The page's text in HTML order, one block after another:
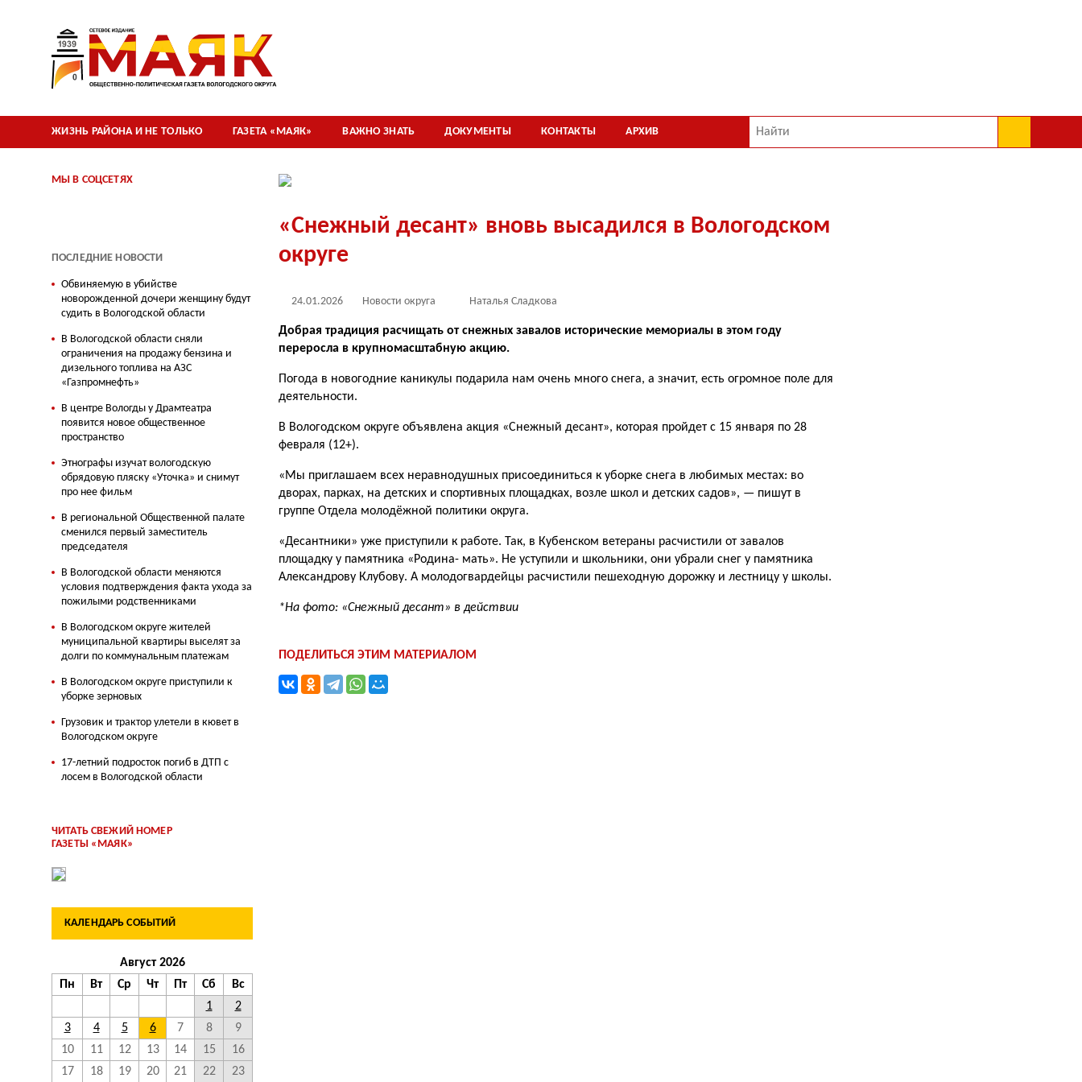
ЖИЗНЬ РАЙОНА И НЕ ТОЛЬКО ГАЗЕТА «МАЯК» ВАЖНО ЗНАТЬ ДОКУМЕНТЫ КОНТАКТЫ АРХИВ
«Снежный десант» вновь высадился в Вологодском
округе
24.01.2026 Новости округа Наталья Сладкова
Добрая традиция расчищать от снежных завалов историче­ские мемориалы в этом году
переросла в крупномасштаб­ную акцию.
Погода в новогодние каникулы подарила нам очень много сне­га, а значит, есть огромное поле для
деятельности.
В Вологодском округе объяв­лена акция «Снежный десант», которая пройдет с 15 января по 28
февраля (12+).
«Мы приглашаем всех не­равнодушных присоединиться к уборке снега в любимых местах: во
дворах, парках, на детских и спортивных площадках, возле школ и детских садов», — пишут в
группе Отдела молодёжной по­литики округа.
«Десантники» уже приступили к работе. Так, в Кубенском ве­тераны расчистили от завалов
площадку у памятника «Родина- мать». Не уступили и школьники, они убрали снег у памятника
Александрову Клубову. А мо­лодогвардейцы расчистили пе­шеходную дорожку и лестницу у школы.
*На фото: «Снежный десант» в действии
ПОДЕЛИТЬСЯ ЭТИМ МАТЕРИАЛОМ
МЫ В СОЦСЕТЯХ
ПОСЛЕДНИЕ НОВОСТИ
Обвиняемую в убийстве
новорожденной дочери женщину будут
судить в Вологодской области
В Вологодской области сняли
ограничения на продажу бензина и
дизельного топлива на АЗС
«Газпромнефть»
В центре Вологды у Драмтеатра
появится новое общественное
пространство
Этнографы изучат вологодскую
обрядовую пляску «Уточка» и снимут
про нее фильм
В региональной Общественной палате
сменился первый заместитель
председателя
В Вологодской области меняются
условия подтверждения факта ухода за
пожилыми родственниками
В Вологодском округе жителей
муниципальной квартиры выселят за
долги по коммунальным платежам
В Вологодском округе приступили к
уборке зерновых
Грузовик и трактор улетели в кювет в
Вологодском округе
17-летний подросток погиб в ДТП с
лосем в Вологодской области
ЧИТАТЬ СВЕЖИЙ НОМЕР
ГАЗЕТЫ «МАЯК»
КАЛЕНДАРЬ СОБЫТИЙ
Август 2026
Пн
Вт Ср Чт Пт Сб
Вс
1
2
3
4 5 6 7 8
9
10
11 12 13 14 15
16
17
18 19 20 21 22 23